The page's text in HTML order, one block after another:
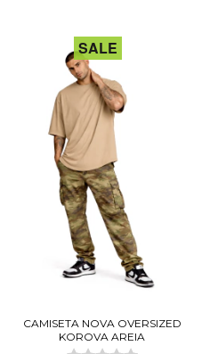
SALE
CAMISETA NOVA OVERSIZED
KOROVA AREIA